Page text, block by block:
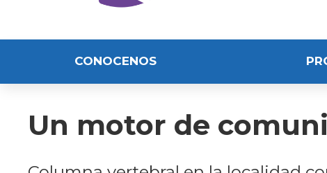
CONOCENOS
Un motor de